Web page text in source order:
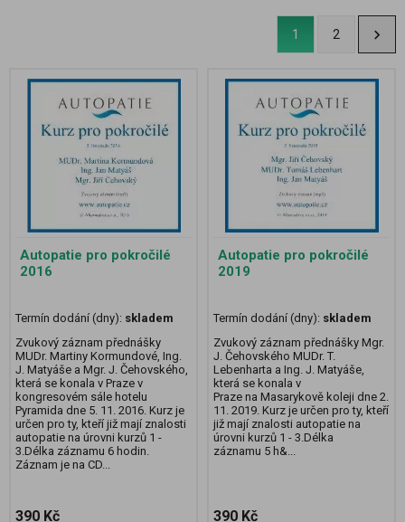
1 2
Autopatie pro pokročilé
2016
Termín dodání (dny): skladem
Zvukový záznam přednášky
MUDr. Martiny Kormundové, Ing.
J. Matyáše a Mgr. J. Čehovského,
která se konala v Praze v
kongresovém sále hotelu
Pyramida dne 5. 11. 2016. Kurz je
určen pro ty, kteří již mají znalosti
autopatie na úrovni kurzů 1 -
3.Délka záznamu 6 hodin.
Záznam je na CD...
390 Kč
Autopatie pro pokročilé
2019
Termín dodání (dny): skladem
Zvukový záznam přednášky Mgr.
J. Čehovského MUDr. T.
Lebenharta a Ing. J. Matyáše,
která se konala v
Praze na Masarykově koleji dne 2.
11. 2019. Kurz je určen pro ty, kteří
již mají znalosti autopatie na
úrovni kurzů 1 - 3.Délka
záznamu 5 h&...
390 Kč